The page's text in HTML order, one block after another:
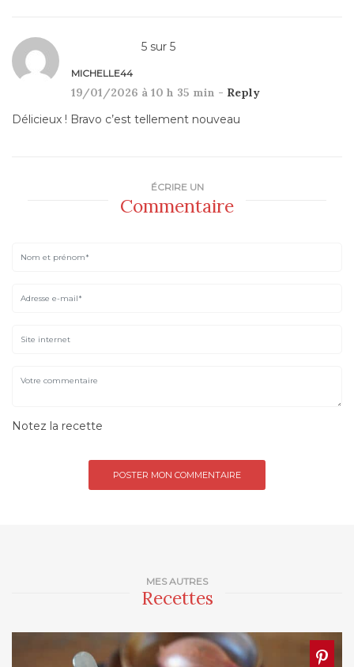
MES AUTRES
Recettes
5 sur 5
MICHELLE44
19/01/2026 à 10 h 35 min - Reply
Délicieux ! Bravo c’est tellement nouveau
ÉCRIRE UN
Commentaire
Notez la recette